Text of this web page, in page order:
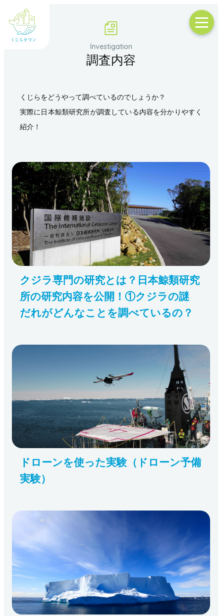
調査内容
くじらをどうやって調べているのでしょうか？
実際に日本鯨類研究所が調査している内容を分かりやすく
紹介！
クジラ専門の研究とは？日本鯨類研究
所の研究内容を公開！①クジラの謎
だれがどんなことを調べているの？
ドローンを使った実験（ドローン予備
実験）